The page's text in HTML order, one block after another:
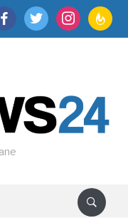
twitter instagram